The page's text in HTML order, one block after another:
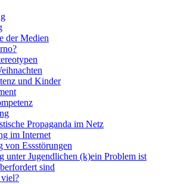
der Medien
und Kinder
Propaganda im Netz
im Internet
von Essstörungen
unter Jugendlichen (k)ein Problem ist
sind